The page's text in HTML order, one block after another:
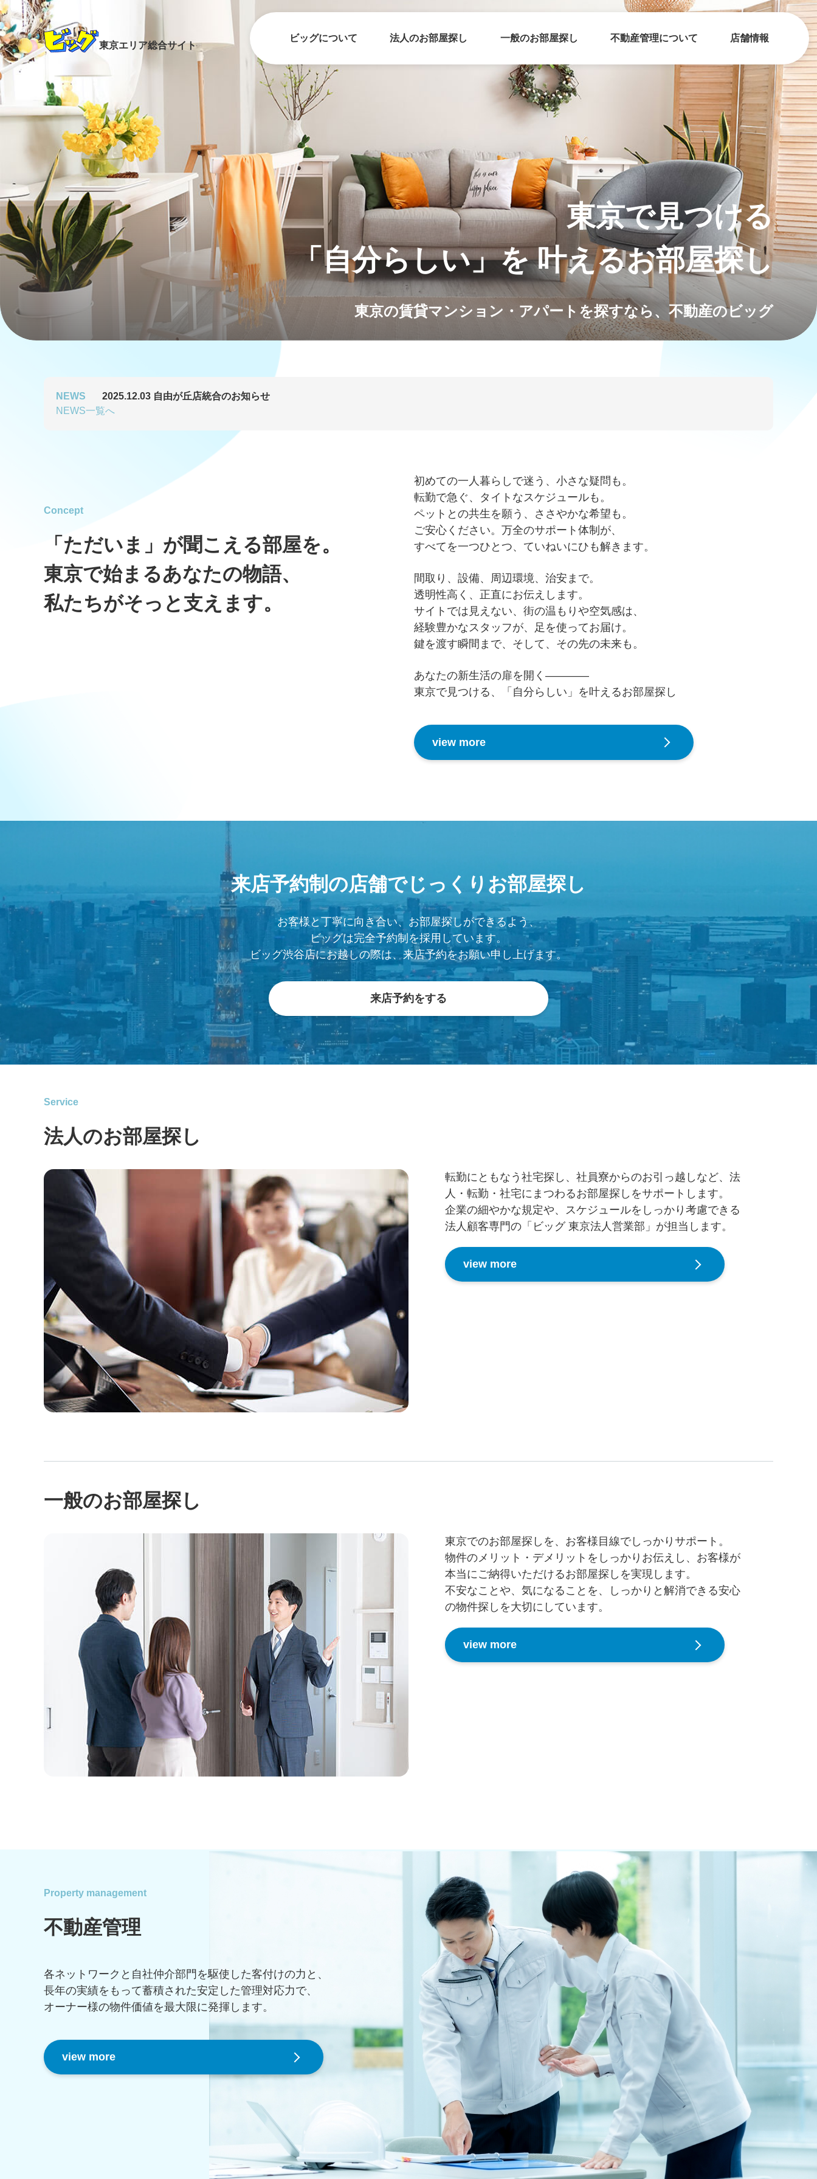
東京エリア総合サイト
ビッグについて 法人のお部屋探し 一般のお部屋探し 不動産管理について 店舗情報
東京で見つける
「自分らしい」を 叶えるお部屋探し
東京の賃貸マンション・アパートを探すなら、不動産のビッグ
NEWS 2025.12.03 自由が丘店統合のお知らせ
NEWS一覧へ
Concept
「ただいま」が聞こえる部屋を。
東京で始まるあなたの物語、
私たちがそっと支えます。
初めての一人暮らしで迷う、小さな疑問も。
転勤で急ぐ、タイトなスケジュールも。
ペットとの共生を願う、ささやかな希望も。
ご安心ください。万全のサポート体制が、
すべてを一つひとつ、ていねいにひも解きます。
間取り、設備、周辺環境、治安まで。
透明性高く、正直にお伝えします。
サイトでは見えない、街の温もりや空気感は、
経験豊かなスタッフが、足を使ってお届け。
鍵を渡す瞬間まで、そして、その先の未来も。
あなたの新生活の扉を開く――――
東京で見つける、「自分らしい」を叶えるお部屋探し
view more
来店予約制の店舗でじっくりお部屋探し
お客様と丁寧に向き合い、お部屋探しができるよう、
ビッグは完全予約制を採用しています。
ビッグ渋谷店にお越しの際は、来店予約をお願い申し上げます。
来店予約をする
Service
法人のお部屋探し
転勤にともなう社宅探し、社員寮からのお引っ越しなど、法
人・転勤・社宅にまつわるお部屋探しをサポートします。
企業の細やかな規定や、スケジュールをしっかり考慮できる
法人顧客専門の「ビッグ 東京法人営業部」が担当します。
view more
一般のお部屋探し
東京でのお部屋探しを、お客様目線でしっかりサポート。
物件のメリット・デメリットをしっかりお伝えし、お客様が
本当にご納得いただけるお部屋探しを実現します。
不安なことや、気になることを、しっかりと解消できる安心
の物件探しを大切にしています。
view more
Property management
不動産管理
各ネットワークと自社仲介部門を駆使した客付けの力と、
長年の実績をもって蓄積された安定した管理対応力で、
オーナー様の物件価値を最大限に発揮します。
view more